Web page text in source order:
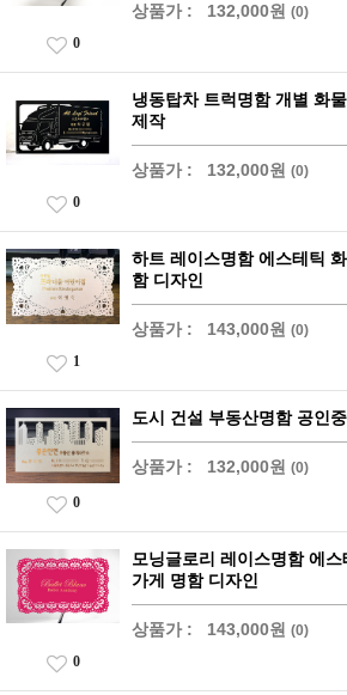
상품가 : 132,000원 (0)
0
냉동탑차 트럭명함 개별 화
제작
상품가 : 132,000원 (0)
0
하트 레이스명함 에스테틱
함 디자인
상품가 : 143,000원 (0)
1
도시 건설 부동산명함 공인
상품가 : 132,000원 (0)
0
모닝글로리 레이스명함 에
가게 명함 디자인
상품가 : 143,000원 (0)
0